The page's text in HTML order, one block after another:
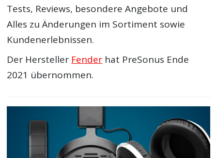
Tests, Reviews, besondere Angebote und
Alles zu Änderungen im Sortiment sowie
Kundenerlebnissen.
Der Hersteller Fender hat PreSonus Ende
2021 übernommen.